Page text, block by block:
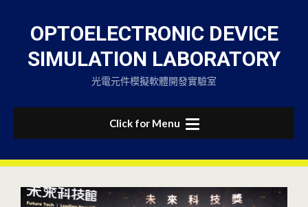
content
OPTOELECTRONIC DEVICE
SIMULATION LABORATORY
光電元件模擬軟體開發實驗室
Click for Menu